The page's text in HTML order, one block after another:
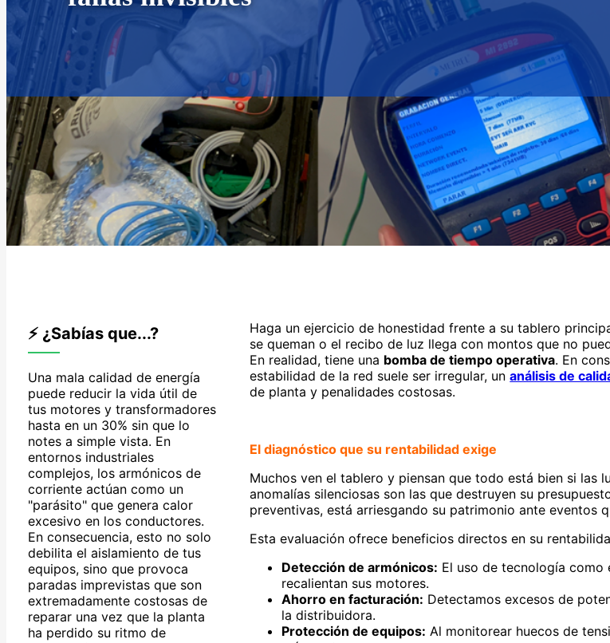
⚡ ¿Sabías que...?
Una mala calidad de energía
puede reducir la vida útil de
tus motores y transformadores
hasta en un 30% sin que lo
notes a simple vista. En
entornos industriales
complejos, los armónicos de
corriente actúan como un
"parásito" que genera calor
excesivo en los conductores.
En consecuencia, esto no solo
debilita el aislamiento de tus
equipos, sino que provoca
paradas imprevistas que son
extremadamente costosas de
reparar una vez que la planta
ha perdido su ritmo de
Haga un ejercicio de honestidad frente a su tablero
se queman o el recibo de luz llega con montos que no
En realidad, tiene una bomba de tiempo operativa. En
estabilidad de la red suele ser irregular, unanálisis de
de planta y penalidades costosas.
El diagnóstico que su rentabilidad exige
Muchos ven el tablero y piensan que todo está bien si las
anomalías silenciosas son las que destruyen su
preventivas, está arriesgando su patrimonio ante eventos
Esta evaluación ofrece beneficios directos en su
Detección de armónicos: El uso de tecnología como
recalientan sus motores.
Ahorro en facturación: Detectamos excesos de
la distribuidora.
Protección de equipos: Al monitorear huecos de